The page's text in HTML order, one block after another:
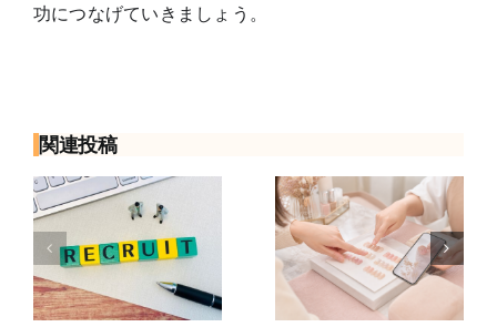
功につなげていきましょう。
関連投稿
初めてのネイ
ルサロンで何
も決まってな
くても大丈
夫？予約から
ネイリストへ
の転職は何歳
まで？年齢が
不安な人の応
募前チェック7